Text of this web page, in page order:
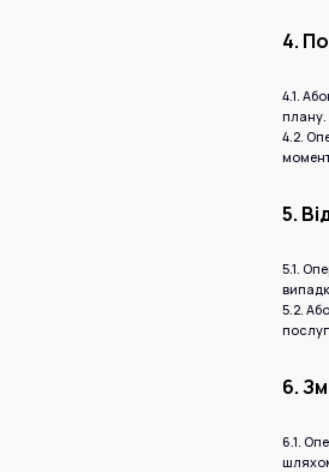
4.
4.1.
плану.
4.2.
5.
5.1.
5.2.
6.
6.1.
шляхом